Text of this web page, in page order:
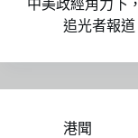
中美政經角力下
追光者報道
港聞